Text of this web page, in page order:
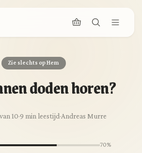
Zie slechts op Hem
doden horen?
10·9 min leestijd·Andreas Murre
70%